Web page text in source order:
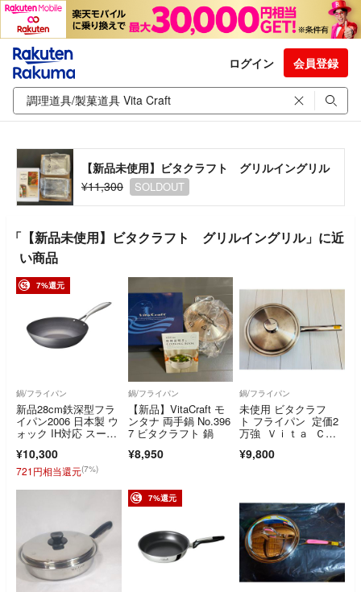
ログイン 会員登録
【新品未使用】ビタクラフト グリルイングリル
¥11,300
SOLDOUT
「【新品未使用】ビタクラフト グリルイングリル」に近
い商品
7%還元
鍋/フライパン
新品28cm鉄深型フラ
イパン2006 日本製 ウ
ォック IH対応 スーパ
¥10,300
721円相当還元(7%)
鍋/フライパン
【新品】VitaCraft モ
ンタナ 両手鍋 No.396
7 ビタクラフト 鍋
¥8,950
鍋/フライパン
未使用 ビタクラフ
ト フライパン 定価2
万強 Ｖｉｔａ Ｃｒ
¥9,800
7%還元